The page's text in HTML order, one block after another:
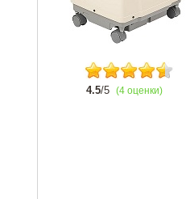
4.5/5 (4 оценки)